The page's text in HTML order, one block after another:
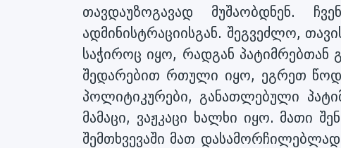
თავდაუზოგავად მუშაობდნენ.
ადმინისტრაციისგან. შეგვეძლო,
საჭიროც იყო, რადგან პატიმრებთან
შედარებით რთული იყო, ეგრეთ
პოლიტიკურები, განათლებული
მამაცი, ვაჟკაცი ხალხი იყო. მათი
შემთხვევაში მათ